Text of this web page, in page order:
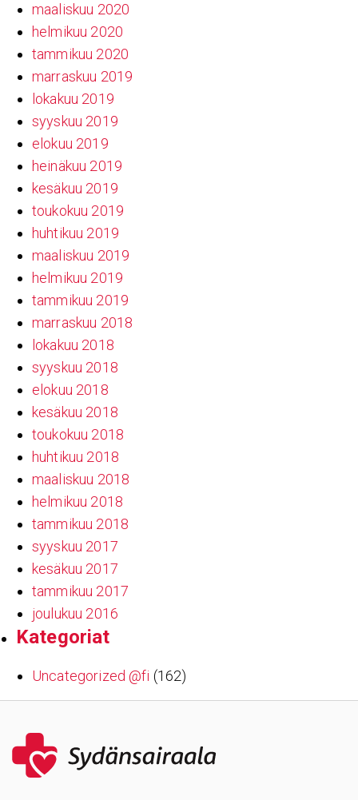
maaliskuu 2020
helmikuu 2020
tammikuu 2020
marraskuu 2019
lokakuu 2019
syyskuu 2019
elokuu 2019
heinäkuu 2019
kesäkuu 2019
toukokuu 2019
huhtikuu 2019
maaliskuu 2019
helmikuu 2019
tammikuu 2019
marraskuu 2018
lokakuu 2018
syyskuu 2018
elokuu 2018
kesäkuu 2018
toukokuu 2018
huhtikuu 2018
maaliskuu 2018
helmikuu 2018
tammikuu 2018
syyskuu 2017
kesäkuu 2017
tammikuu 2017
joulukuu 2016
Kate­go­riat
Uncategorized @fi (162)